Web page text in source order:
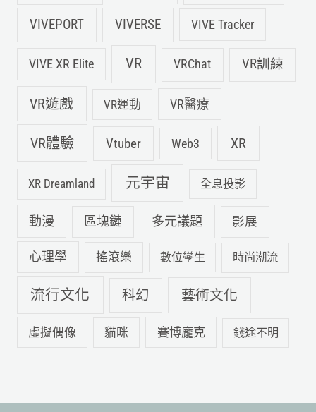
VIVEPORT VIVERSE VIVE Tracker
VIVE XR Elite VR VRChat VR訓練
VR遊戲 VR運動 VR醫療
VR體驗 Vtuber Web3 XR
XR Dreamland 元宇宙 全息投影
動漫 區塊鏈 多元議題 影展
心理學 搖滾樂 數位孿生 時尚潮流
流行文化 科幻 藝術文化
虛擬偶像 貓咪 賽博龐克 錢途不明